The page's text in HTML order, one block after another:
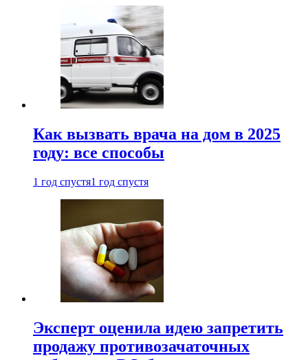
Как вызвать врача на дом в 2025
году: все способы
1 год спустя1 год спустя
Эксперт оценила идею запретить
продажу противозачаточных